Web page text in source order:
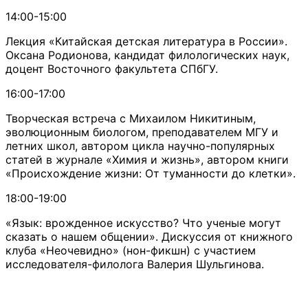
14:00-15:00
Лекция «Китайская детская литература в России».
Оксана Родионова, кандидат филологических наук,
доцент Восточного факультета СПбГУ.
16:00-17:00
Творческая встреча с Михаилом Никитиным,
эволюционным биологом, преподавателем МГУ и
летних школ, автором цикла научно-популярных
статей в журнале «Химия и жизнь», автором книги
«Происхождение жизни: От туманности до клетки».
18:00-19:00
«Язык: врожденное искусство? Что ученые могут
сказать о нашем общении». Дискуссия от книжного
клуба «Неочевидно» (нон-фикшн) с участием
исследователя-филолога Валерия Шульгинова.